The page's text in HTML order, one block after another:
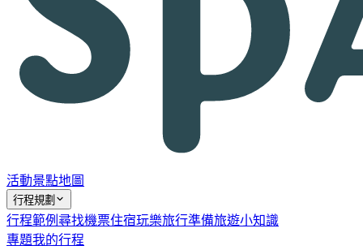
活動景點地圖
行程規劃
行程範例 尋找機票住宿玩樂旅行準備旅遊小知識
專題我的行程